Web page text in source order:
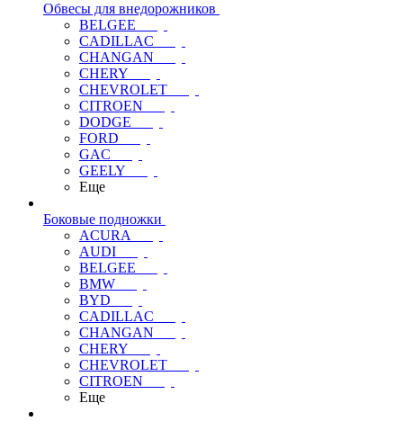
Обвесы для внедорожников
BELGEE
CADILLAC
CHANGAN
CHERY
CHEVROLET
CITROEN
DODGE
FORD
GAC
GEELY
Еще
Боковые подножки
ACURA
AUDI
BELGEE
BMW
BYD
CADILLAC
CHANGAN
CHERY
CHEVROLET
CITROEN
Еще